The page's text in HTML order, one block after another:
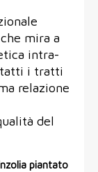
mira a
intra-
i tratti
relazione
del
piantato